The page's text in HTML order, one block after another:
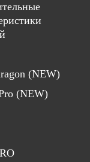
(NEW)
(NEW)